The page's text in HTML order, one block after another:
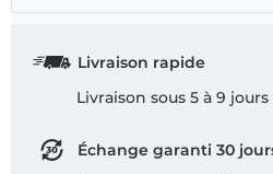
Livraison rapide
Livraison sous 5 à 9
Échange garanti 30